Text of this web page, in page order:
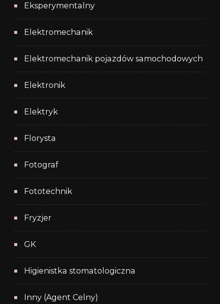
Eksperymentalny
Elektromechanik
Elektromechanik pojazdów samochodowych
Elektronik
Elektryk
Florysta
Fotograf
Fototechnik
Fryzjer
GK
Higienistka stomatologiczna
Inny (Agent Celny)